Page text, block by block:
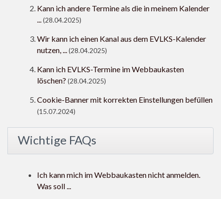
Kann ich andere Termine als die in meinem Kalender
...(28.04.2025)
Wir kann ich einen Kanal aus dem EVLKS-Kalender
nutzen, ...(28.04.2025)
Kann ich EVLKS-Termine im Webbaukasten
löschen? (28.04.2025)
Cookie-Banner mit korrekten Einstellungen befüllen
(15.07.2024)
Wichtige FAQs
Ich kann mich im Webbaukasten nicht anmelden.
Was soll ...